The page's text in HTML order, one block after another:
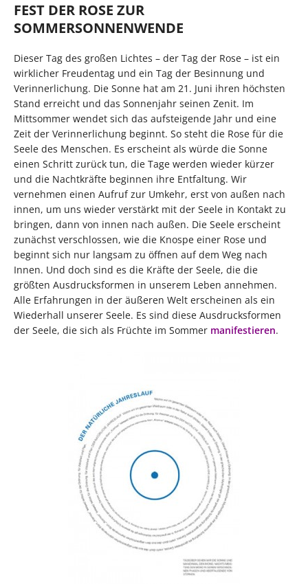
FEST DER ROSE ZUR
SOMMERSONNENWENDE
Dieser Tag des großen Lichtes – der Tag der Rose – ist ein
wirklicher Freudentag und ein Tag der Besinnung und
Verinnerlichung. Die Sonne hat am 21. Juni ihren höchsten
Stand erreicht und das Sonnenjahr seinen Zenit. Im
Mittsommer wendet sich das aufsteigende Jahr und eine
Zeit der Verinnerlichung beginnt. So steht die Rose für die
Seele des Menschen. Es erscheint als würde die Sonne
einen Schritt zurück tun, die Tage werden wieder kürzer
und die Nachtkräfte beginnen ihre Entfaltung. Wir
vernehmen einen Aufruf zur Umkehr, erst von außen nach
innen, um uns wieder verstärkt mit der Seele in Kontakt zu
bringen, dann von innen nach außen. Die Seele erscheint
zunächst verschlossen, wie die Knospe einer Rose und
beginnt sich nur langsam zu öffnen auf dem Weg nach
Innen. Und doch sind es die Kräfte der Seele, die die
größten Ausdrucksformen in unserem Leben annehmen.
Alle Erfahrungen in der äußeren Welt erscheinen als ein
Wiederhall unserer Seele. Es sind diese Ausdrucksformen
der Seele, die sich als Früchte im Sommer manifestieren.